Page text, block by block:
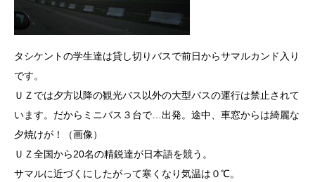
タシケントの学生達は貸し切りバスで前日からサマルカンド入り
です。
ＵＺでは夕方以降の観光バス以外の大型バスの運行は禁止されて
います。だからミニバス３台で…出発。途中、車窓からは綺麗な
夕焼けが！（画像）
ＵＺ全国から20名の精鋭達が日本語を競う。
サマルに近づくにしたがって寒くなり気温は０℃。